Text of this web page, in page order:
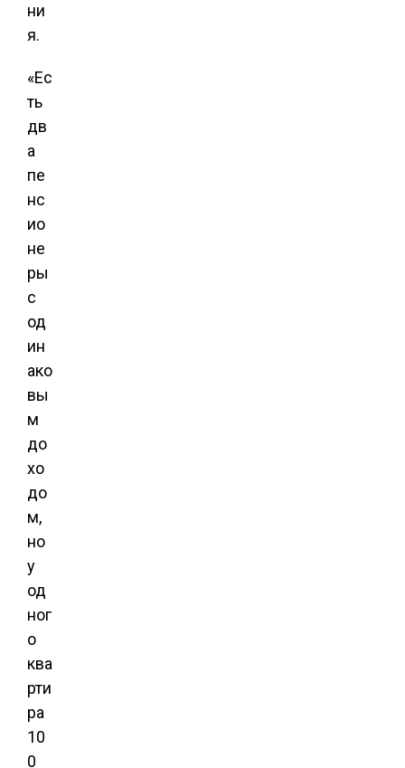
ни
я.
«Ес
ть
дв
а
пе
нс
ио
не
ры
с
од
ин
ако
вы
м
до
хо
до
м,
но
у
од
ног
о
ква
рти
ра
10
0